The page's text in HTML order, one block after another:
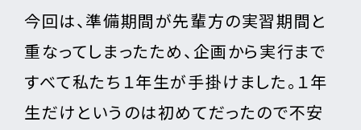
今回は、準備期間が先輩方の実習期間と
重なってしまったため、企画から実行まで
すべて私たち１年生が手掛けました。１年
生だけというのは初めてだったので不安